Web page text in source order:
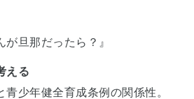
旦那だったら？』
える
少年健全育成条例の関係性。